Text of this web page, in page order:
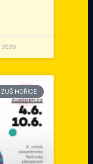
2026
ZUŠ HOŘICE